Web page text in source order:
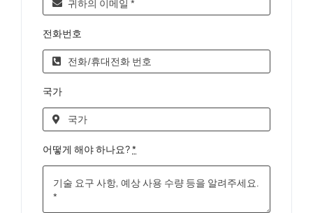
전화번호
국가
어떻게 해야 하나요?*